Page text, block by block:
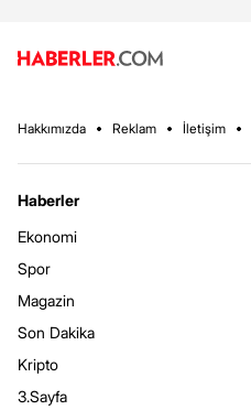
Hakkımızda Reklam İletişim
Haberler
Ekonomi
Spor
Magazin
Son Dakika
Kripto
3.Sayfa